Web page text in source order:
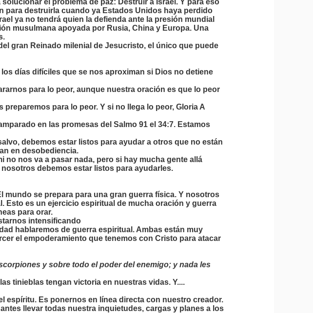
el problema de paz: Destruir a Israel. Y para eso
para destruirla cuando ya Estados Unidos haya perdido
ya no tendrá quien la defienda ante la presión mundial
musulmana apoyada por Rusia, China y Europa. Una
gran Reinado milenial de Jesucristo, el único que puede
días difíciles que se nos aproximan si Dios no detiene
para lo peor, aunque nuestra oración es que lo peor
para lo peor. Y si no llega lo peor, Gloria A
en las promesas del Salmo 91 el 34:7. Estamos
debemos estar listos para ayudar a otros que no están
en desobediencia.
nos va a pasar nada, pero si hay mucha gente allá
debemos estar listos para ayudarles.
mundo se prepara para una gran guerra física. Y nosotros
Esto es un ejercicio espiritual de mucha oración y guerra
para orar.
intensificando
hablaremos de guerra espiritual. Ambas están muy
el empoderamiento que tenemos con Cristo para atacar
y sobre todo el poder del enemigo; y nada les
tinieblas tengan victoria en nuestras vidas. Y....
espíritu. Es ponernos en línea directa con nuestro creador.
llevar todas nuestra inquietudes, cargas y planes a los